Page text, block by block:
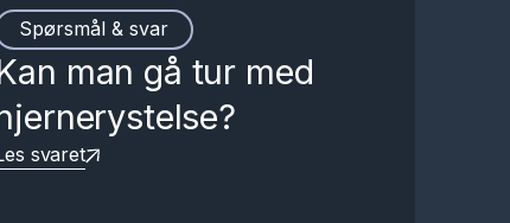
Spørsmål & svar
man gå tur med
svaret